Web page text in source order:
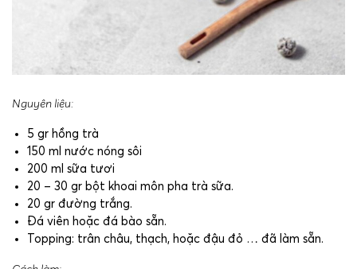
Nguyên liệu:
5 gr hồng trà
150 ml nước nóng sôi
200 ml sữa tươi
20 – 30 gr bột khoai môn pha trà sữa.
20 gr đường trắng.
Đá viên hoặc đá bào sẵn.
Topping: trân châu, thạch, hoặc đậu đỏ … đã làm sẵn.